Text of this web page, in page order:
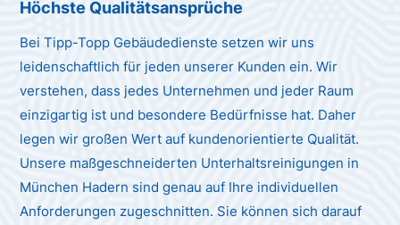
Höchste Qualitätsansprüche
Bei Tipp-Topp Gebäudedienste setzen wir uns
leidenschaftlich für jeden unserer Kunden ein. Wir
verstehen, dass jedes Unternehmen und jeder Raum
einzigartig ist und besondere Bedürfnisse hat. Daher
legen wir großen Wert auf kundenorientierte Qualität.
Unsere maßgeschneiderten Unterhaltsreinigungen in
München Hadern sind genau auf Ihre individuellen
Anforderungen zugeschnitten. Sie können sich darauf